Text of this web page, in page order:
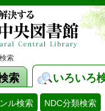
索
索 いろいろ
ル検索 NDC分類検索